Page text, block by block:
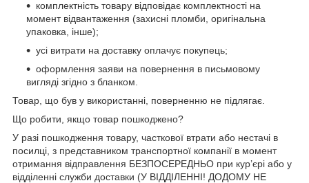
комплектність товару відповідає комплектності на
момент відвантаження (захисні пломби, оригінальна
упаковка, інше);
усі витрати на доставку оплачує покупець;
оформлення заяви на повернення в письмовому
вигляді згідно з бланком.
Товар, що був у використанні, поверненню не підлягає.
Що робити, якщо товар пошкоджено?
У разі пошкодження товару, часткової втрати або нестачі в
посилці, з представником транспортної компанії в момент
отримання відправлення БЕЗПОСЕРЕДНЬО при кур’єрі або у
відділенні служби доставки (У ВІДДІЛЕННІ! ДОДОМУ НЕ